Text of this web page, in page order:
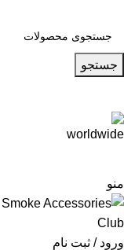
جستجو
منو
ورود / ثبت نام